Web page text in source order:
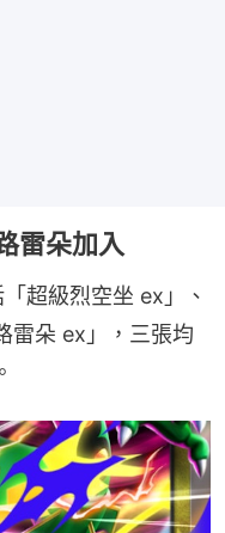
雷朵加入
超級烈空坐 ex」、
雷朵 ex」，三張均